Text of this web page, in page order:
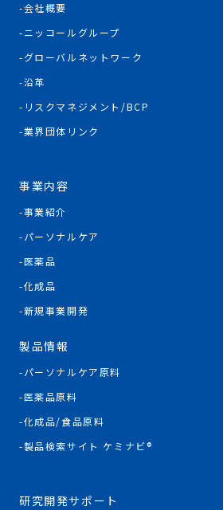
会社概要
ニッコールグループ
グローバルネットワーク
沿革
リスクマネジメント/BCP
業界団体リンク
事業内容
事業紹介
パーソナルケア
医薬品
化成品
新規事業開発
製品情報
パーソナルケア原料
医薬品原料
化成品/食品原料
製品検索サイト ケミナビ®
研究開発サポート